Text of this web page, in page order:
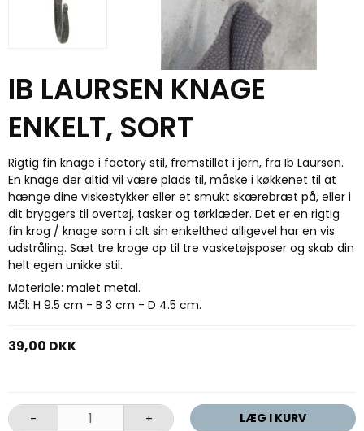
IB LAURSEN KNAGE
ENKELT, SORT
Rigtig fin knage i factory stil, fremstillet i jern, fra Ib Laursen.
En knage der altid vil være plads til, måske i køkkenet til at
hænge dine viskestykker eller et smukt skærebræt på, eller i
dit bryggers til overtøj, tasker og tørklæder. Det er en rigtig
fin krog / knage som i alt sin enkelthed alligevel har en vis
udstråling. Sæt tre kroge op til tre vasketøjsposer og skab din
helt egen unikke stil.
Materiale: malet metal.
Mål: H 9.5 cm - B 3 cm - D 4.5 cm.
39,00 DKK
- + LÆG I KURV